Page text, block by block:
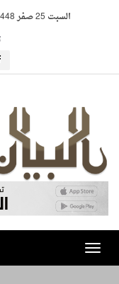
السبت 25 صفر 1448 هـ
Toggle
navigation